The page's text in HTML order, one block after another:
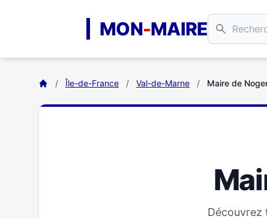
MON-MAIRE
/ Île-de-France / Val-de-Marne / Maire de
Découvrez